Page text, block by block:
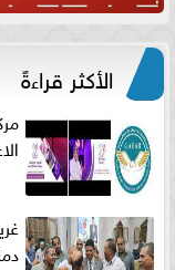
الأكثر قراءةً